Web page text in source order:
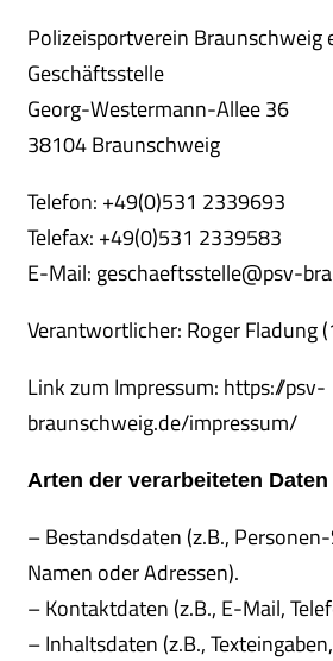
Polizeisportverein Braunschweig
Geschäftsstelle
Georg-Westermann-Allee 36
38104 Braunschweig
Telefon: +49(0)531 2339693
Telefax: +49(0)531 2339583
E-Mail: geschaeftsstelle@psv-
Verantwortlicher: Roger Fladung
Link zum Impressum: https://psv-
braunschweig.de/impressum/
Arten der verarbeiteten Daten
– Bestandsdaten (z.B.,
Namen oder Adressen).
– Kontaktdaten (z.B., E-Mail,
– Inhaltsdaten (z.B.,